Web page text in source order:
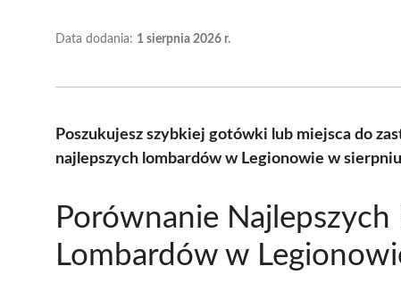
Data dodania: 1 sierpnia 2026 r.
Poszukujesz szybkiej gotówki lub miejsca do
najlepszych lombardów w Legionowie w
Porównanie
Lombardów w